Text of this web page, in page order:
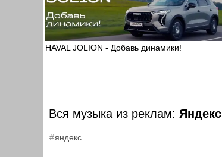
HAVAL JOLION - Добавь динамики!
Вся музыка из реклам: Яндекс
яндекс